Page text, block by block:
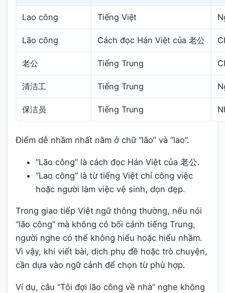
Lao công Tiếng Việt
Lão công Cách đọc Hán Việt của 老公
老公 Tiếng Trung
清洁工 Tiếng Trung
保洁员 Tiếng Trung
Điểm dễ nhầm nhất nằm ở chữ “lão” và “lao”.
“Lão công” là cách đọc Hán Việt của 老公.
“Lao công” là từ tiếng Việt chỉ công việc
hoặc người làm việc vệ sinh, dọn dẹp.
Trong giao tiếp Việt ngữ thông thường, nếu nói
“lão công” mà không có bối cảnh tiếng Trung,
người nghe có thể không hiểu hoặc hiểu nhầm.
Vì vậy, khi viết bài, dịch phụ đề hoặc trò chuyện,
cần dựa vào ngữ cảnh để chọn từ phù hợp.
Ví dụ, câu “Tôi đợi lão công về nhà” nghe không